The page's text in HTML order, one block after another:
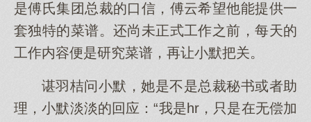
是傅氏集团总裁的口信，傅云希望他能提供一
套独特的菜谱。还尚未正式工作之前，每天的
工作内容便是研究菜谱，再让小默把关。
谌羽桔问小默，她是不是总裁秘书或者助
理，小默淡淡的回应：“我是hr，只是在无偿加